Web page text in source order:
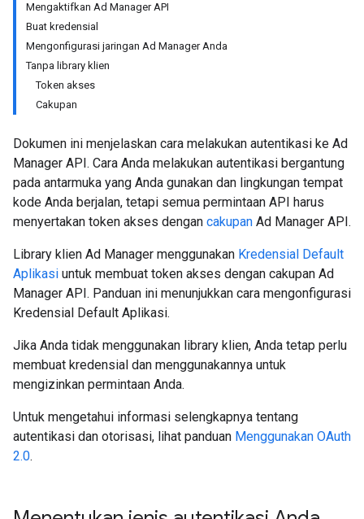
Mengaktifkan Ad Manager API
Buat kredensial
Mengonfigurasi jaringan Ad Manager Anda
Tanpa library klien
Token akses
Cakupan
Dokumen ini menjelaskan cara melakukan autentikasi ke Ad
Manager API. Cara Anda melakukan autentikasi bergantung
pada antarmuka yang Anda gunakan dan lingkungan tempat
kode Anda berjalan, tetapi semua permintaan API harus
menyertakan token akses dengan cakupan Ad Manager API.
Library klien Ad Manager menggunakan Kredensial Default
Aplikasi untuk membuat token akses dengan cakupan Ad
Manager API. Panduan ini menunjukkan cara mengonfigurasi
Kredensial Default Aplikasi.
Jika Anda tidak menggunakan library klien, Anda tetap perlu
membuat kredensial dan menggunakannya untuk
mengizinkan permintaan Anda.
Untuk mengetahui informasi selengkapnya tentang
autentikasi dan otorisasi, lihat panduan Menggunakan OAuth
2.0.